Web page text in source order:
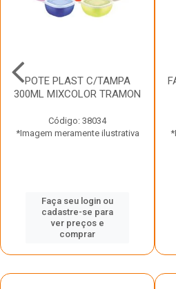
POTE PLAST C/TAMPA
300ML MIXCOLOR TRAMON
Código: 38034
*Imagem meramente ilustrativa
Faça seu login ou
cadastre-se para
ver preços e
comprar